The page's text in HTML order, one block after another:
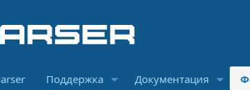
Поддержка Документация